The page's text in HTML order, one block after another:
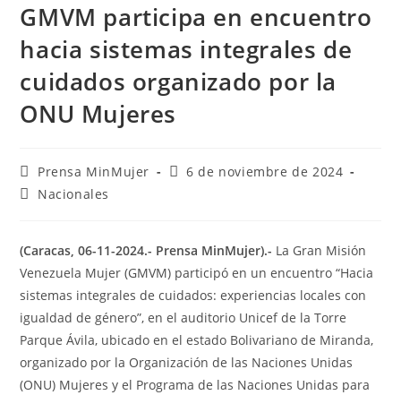
GMVM participa en encuentro
hacia sistemas integrales de
cuidados organizado por la
ONU Mujeres
Prensa MinMujer
6 de noviembre de 2024
Nacionales
(Caracas, 06-11-2024.- Prensa MinMujer).- La Gran Misión
Venezuela Mujer (GMVM) participó en un encuentro “Hacia
sistemas integrales de cuidados: experiencias locales con
igualdad de género”, en el auditorio Unicef de la Torre
Parque Ávila, ubicado en el estado Bolivariano de Miranda,
organizado por la Organización de las Naciones Unidas
(ONU) Mujeres y el Programa de las Naciones Unidas para